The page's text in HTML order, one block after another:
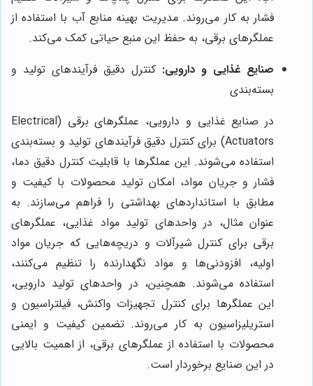
فشار به کار می‌روند. مدیریت بهینه منابع آب با استفاده از
عملگرهای برقی، به حفظ این منبع حیاتی کمک می‌کند.
صنایع غذایی و دارویی: کنترل دقیق فرآیندهای تولید و
بسته‌بندی
در صنایع غذایی و دارویی، عملگرهای برقی (Electrical
Actuators) برای کنترل دقیق فرآیندهای تولید و بسته‌بندی
استفاده می‌شوند. این عملگرها با قابلیت کنترل دقیق دما،
فشار و جریان مواد، امکان تولید محصولات با کیفیت و
مطابق با استانداردهای بهداشتی را فراهم می‌سازند. به
عنوان مثال، در واحدهای تولید مواد غذایی، عملگرهای
برقی برای کنترل شیرآلات و دریچه‌هایی که جریان مواد
اولیه، افزودنی‌ها و مواد نگهدارنده را تنظیم می‌کنند،
استفاده می‌شوند. همچنین، در واحدهای تولید دارویی،
این عملگرها برای کنترل تجهیزات واکنش، فیلتراسیون و
استریلیزاسیون به کار می‌روند. تضمین کیفیت و ایمنی
محصولات با استفاده از عملگرهای برقی، از اهمیت بالایی
در این صنایع برخوردار است.